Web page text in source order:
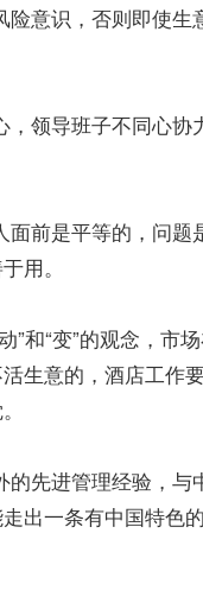
险意识，否则即使生
，领导班子不同心协
前是平等的，问题
用。
”和“变”的观念，市
生意的，酒店工作
的先进管理经验，与
出一条有中国特色